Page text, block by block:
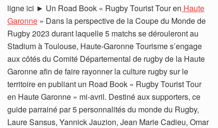
ligne ici ► Un Road Book « Rugby Tourist Tour en Haute
Garonne » Dans la perspective de la Coupe du Monde de
Rugby 2023 durant laquelle 5 matchs se dérouleront au
Stadium à Toulouse, Haute-Garonne Tourisme s’engage
aux côtés du Comité Départemental de rugby de la Haute
Garonne afin de faire rayonner la culture rugby sur le
territoire en publiant un Road Book « Rugby Tourist Tour
en Haute Garonne » mi-avril. Destiné aux supporters, ce
guide parrainé par 5 personnalités du monde du Rugby,
Laure Sansus, Yannick Jauzion, Jean Marie Cadieu, Omar